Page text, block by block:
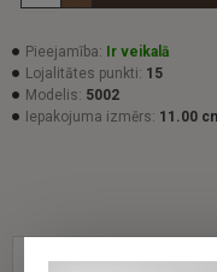
Pieejamība:
Ir veikalā
Lojalitātes punkti: 15
Modelis: 5002
Iepakojuma izmērs: 11.00
APRAKSTS